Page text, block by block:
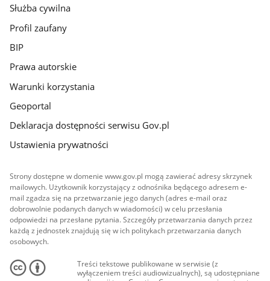
Służba cywilna
Profil zaufany
BIP
Prawa autorskie
Warunki korzystania
Geoportal
Deklaracja dostępności serwisu Gov.pl
Ustawienia prywatności
Strony dostępne w domenie www.gov.pl mogą zawierać adresy skrzynek
mailowych. Użytkownik korzystający z odnośnika będącego adresem e-
mail zgadza się na przetwarzanie jego danych (adres e-mail oraz
dobrowolnie podanych danych w wiadomości) w celu przesłania
odpowiedzi na przesłane pytania. Szczegóły przetwarzania danych przez
każdą z jednostek znajdują się w ich politykach przetwarzania danych
osobowych.
Treści tekstowe publikowane w serwisie (z
wyłączeniem treści audiowizualnych), są udostępniane